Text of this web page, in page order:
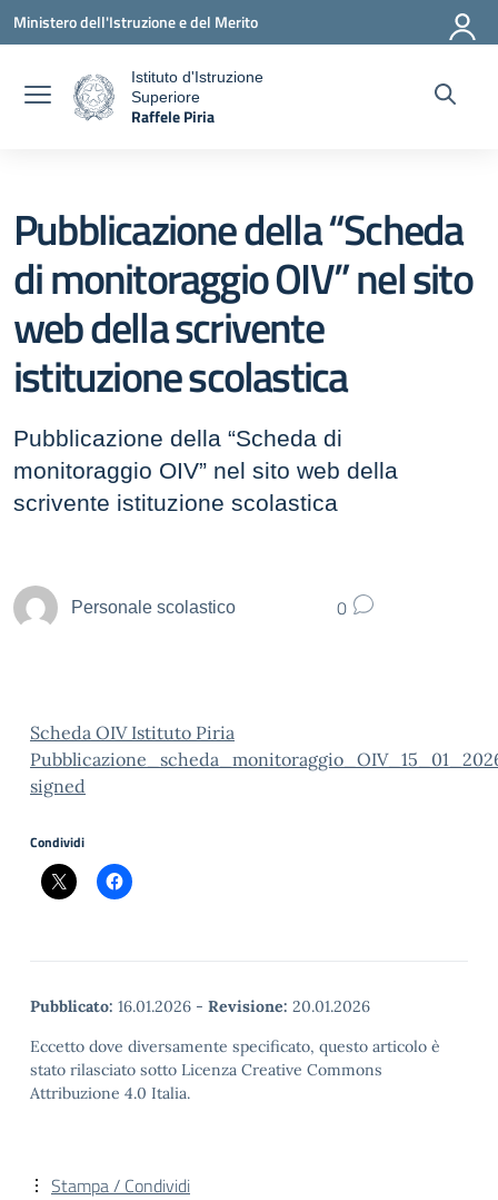
Vai ai contenuti
Vai al menu di navigazione
Vai al footer
Ministero dell'Istruzione e del Merito
Istituto d'Istruzione
Superiore
Raffele Piria
Pubblicazione della “Scheda
di monitoraggio OIV” nel sito
web della scrivente
istituzione scolastica
Pubblicazione della “Scheda di
monitoraggio OIV” nel sito web della
scrivente istituzione scolastica
Personale scolastico 0
Scheda OIV Istituto Piria
signed
Condividi
Pubblicato: 16.01.2026 - Revisione: 20.01.2026
Eccetto dove diversamente specificato, questo articolo è
stato rilasciato sotto Licenza Creative Commons
Attribuzione 4.0 Italia.
Stampa / Condividi